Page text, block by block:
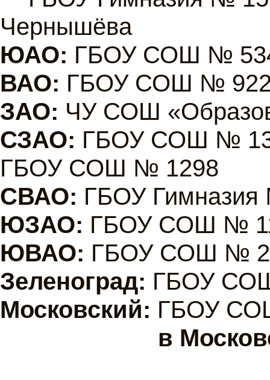
Чернышёва
ЮАО: ГБОУ СОШ №
ВАО: ГБОУ СОШ №
ЗАО: ЧУ СОШ
СЗАО: ГБОУ СОШ №
ГБОУ СОШ № 1298
СВАО: ГБОУ
ЮЗАО: ГБОУ СОШ №
ЮВАО: ГБОУ СОШ №
Зеленоград: ГБОУ
Московский: ГБОУ
в